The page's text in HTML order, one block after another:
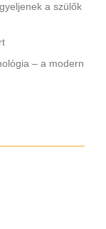
a szülők
– a modern